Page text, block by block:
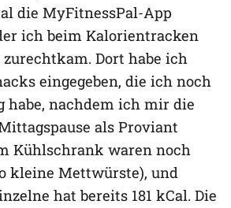
die MyFitnessPal-App
ich beim Kalorientracken
Dort habe ich
eingegeben, die ich noch
habe, nachdem ich mir die
als Proviant
Kühlschrank waren noch
kleine Mettwürste), und
hat bereits 181 kCal. Die